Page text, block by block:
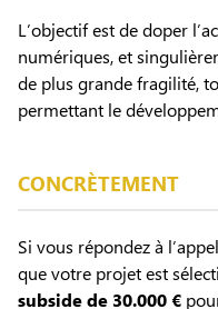
L’objectif est de doper
numériques, et
de plus grande fragilité,
permettant le
CONCRÈTEMENT
Si vous répondez à
que votre projet est
subside de 30.000 €